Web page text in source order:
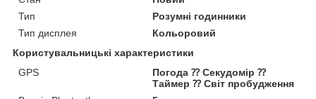
Тип
Розумні годинники
Тип дисплея
Кольоровий
Користувальницькі характеристики
GPS
Погода ⁇ Секудомір ⁇
Таймер ⁇ Світ пробудження